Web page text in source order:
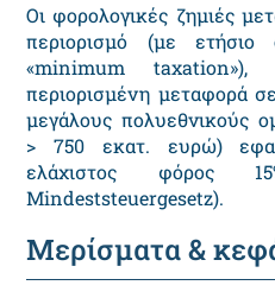
Οι φορολογικές ζημιές
περιορισμό (με
«minimum taxation»),
περιορισμένη μεταφορά
μεγάλους πολυεθνικούς
> 750 εκατ. ευρώ)
ελάχιστος
Mindeststeuergesetz).
Μερίσματα &